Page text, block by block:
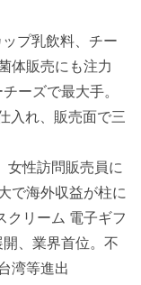
プ乳飲料、チー
体販売にも注力
ーズで最大手。
入れ、販売面で三
女性訪問販売員に
で海外収益が柱に
リーム 電子ギフ
、業界首位。不
湾等進出